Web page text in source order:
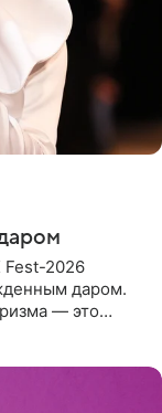
Fest-2026
даром.
— это